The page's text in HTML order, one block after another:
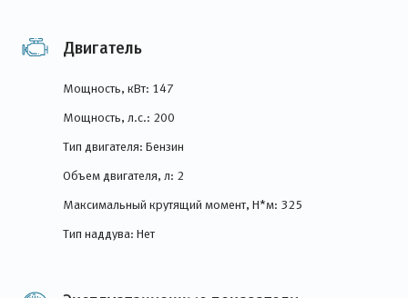
Двигатель
Мощность, кВт: 147
Мощность, л.с.: 200
Тип двигателя: Бензин
Объем двигателя, л: 2
Максимальный крутящий момент, Н*м: 325
Тип наддува: Нет